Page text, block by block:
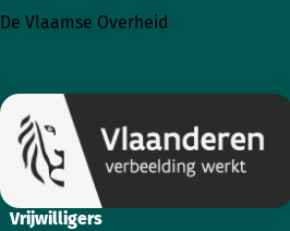
InstagramFacebook
Vrijwilligers
De Vlaamse Overheid